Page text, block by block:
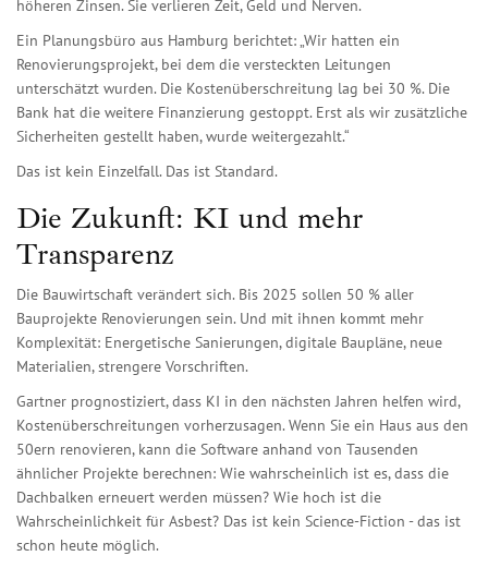
höheren Zinsen. Sie verlieren Zeit, Geld und Nerven.
Ein Planungsbüro aus Hamburg berichtet: „Wir hatten ein
Renovierungsprojekt, bei dem die versteckten Leitungen
unterschätzt wurden. Die Kostenüberschreitung lag bei 30 %. Die
Bank hat die weitere Finanzierung gestoppt. Erst als wir zusätzliche
Sicherheiten gestellt haben, wurde weitergezahlt.“
Das ist kein Einzelfall. Das ist Standard.
Die Zukunft: KI und mehr
Transparenz
Die Bauwirtschaft verändert sich. Bis 2025 sollen 50 % aller
Bauprojekte Renovierungen sein. Und mit ihnen kommt mehr
Komplexität: Energetische Sanierungen, digitale Baupläne, neue
Materialien, strengere Vorschriften.
Gartner prognostiziert, dass KI in den nächsten Jahren helfen wird,
Kostenüberschreitungen vorherzusagen. Wenn Sie ein Haus aus den
50ern renovieren, kann die Software anhand von Tausenden
ähnlicher Projekte berechnen: Wie wahrscheinlich ist es, dass die
Dachbalken erneuert werden müssen? Wie hoch ist die
Wahrscheinlichkeit für Asbest? Das ist kein Science-Fiction - das ist
schon heute möglich.